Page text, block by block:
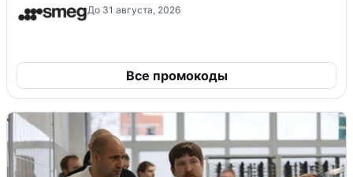
До 31 августа, 2026
Все промокоды